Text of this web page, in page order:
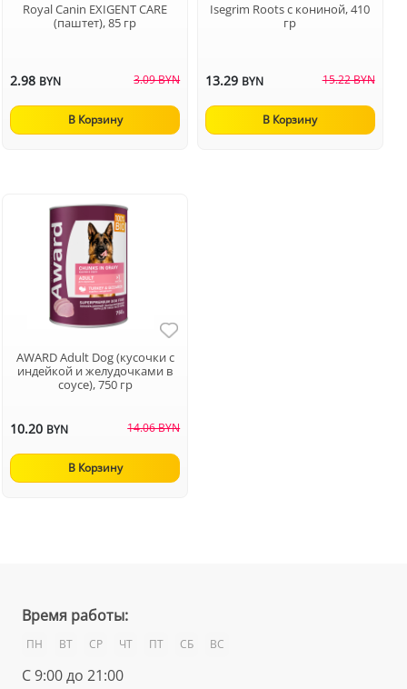
Royal Canin EXIGENT CARE
(паштет), 85 гр
2.98 BYN 3.09 BYN
В Корзину
Isegrim Roots с кониной, 410
гр
13.29 BYN 15.22 BYN
В Корзину
AWARD Adult Dog (кусочки с
индейкой и желудочками в
соусе), 750 гр
10.20 BYN 14.06 BYN
В Корзину
Время работы:
ПН ВТ СР ЧТ ПТ СБ ВС
С 9:00 до 21:00